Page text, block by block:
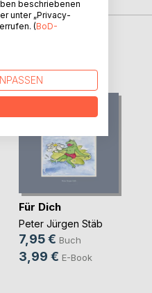
Für Dich
Peter Jürgen Stäb
7,95 € Buch
3,99 € E-Book
beschriebenen
unter „Privacy-
(BoD-